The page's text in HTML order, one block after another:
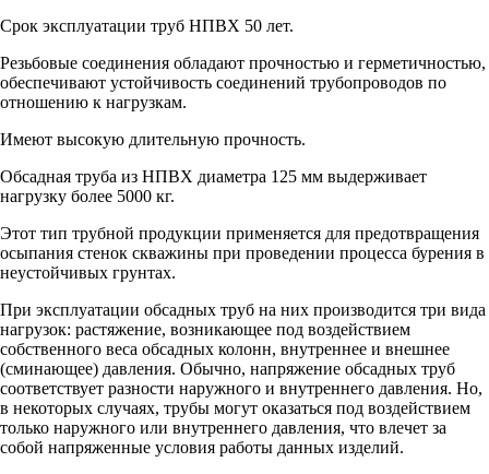
Срок эксплуатации труб НПВХ 50 лет.
Резьбовые соединения обладают прочностью и герметичностью,
обеспечивают устойчивость соединений трубопроводов по
отношению к нагрузкам.
Имеют высокую длительную прочность.
Обсадная труба из НПВХ диаметра 125 мм выдерживает
нагрузку более 5000 кг.
Этот тип трубной продукции применяется для предотвращения
осыпания стенок скважины при проведении процесса бурения в
неустойчивых грунтах.
При эксплуатации обсадных труб на них производится три вида
нагрузок: растяжение, возникающее под воздействием
собственного веса обсадных колонн, внутреннее и внешнее
(сминающее) давления. Обычно, напряжение обсадных труб
соответствует разности наружного и внутреннего давления. Но,
в некоторых случаях, трубы могут оказаться под воздействием
только наружного или внутреннего давления, что влечет за
собой напряженные условия работы данных изделий.